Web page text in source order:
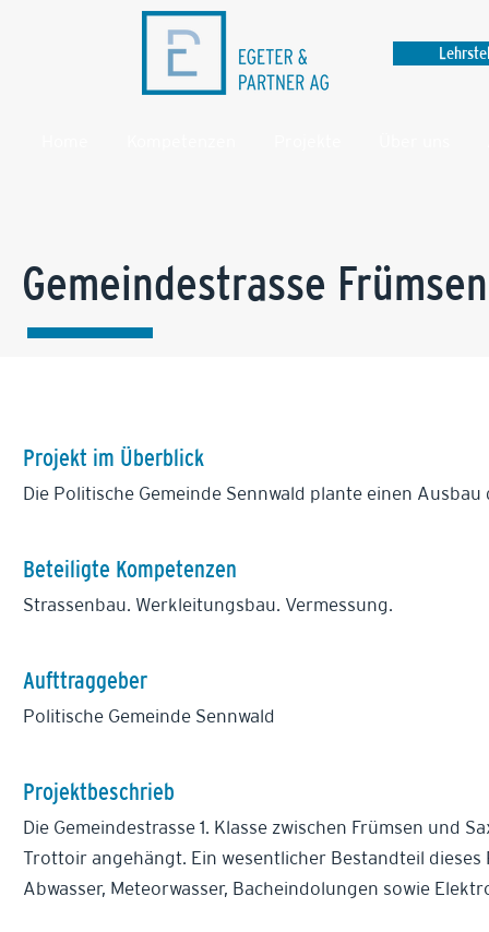
Gemeindestrasse Frümsen
Projekt im Überblick
Die Politische Gemeinde Sennwald plante einen
Beteiligte Kompetenzen
Strassenbau. Werkleitungsbau. Vermessung.
Aufttraggeber
Politische Gemeinde Sennwald
Projektbeschrieb
Die Gemeindestrasse 1. Klasse zwischen Frümsen und
Trottoir angehängt. Ein wesentlicher Bestandteil
Abwasser, Meteorwasser, Bacheindolungen sowie